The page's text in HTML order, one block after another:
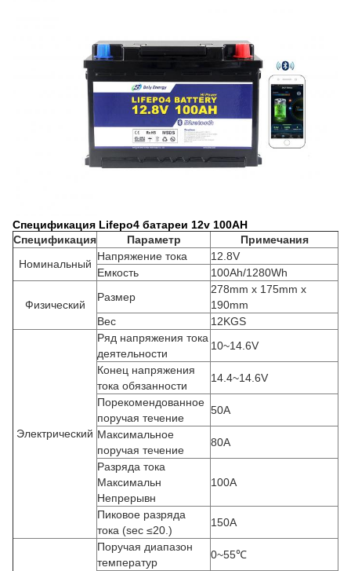
Спецификация Lifepo4 батареи 12v 100AH
Спецификация
Параметр
Примечания
Номинальный
Напряжение тока
12.8V
Емкость
100Ah/1280Wh
Физический
Размер
278mm x 175mm x
190mm
Вес
12KGS
Электрический
Ряд напряжения тока
деятельности
10~14.6V
Конец напряжения
тока обязанности
14.4~14.6V
Порекомендованное
поручая течение
50A
Максимальное
поручая течение
80A
Разряда тока
Максимальн
Непрерывн
100A
Пиковое разряда
тока (sec ≤20.)
150A
Поручая диапазон
температур
0~55℃